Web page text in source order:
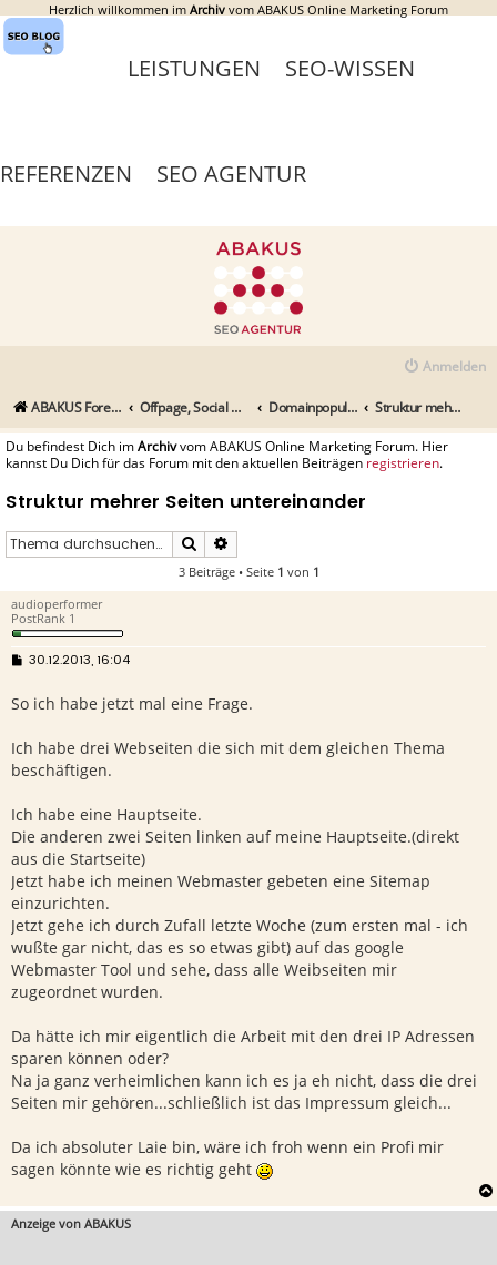
Herzlich willkommen im Archiv vom ABAKUS Online Marketing Forum
LEISTUNGEN SEO-WISSEN
REFERENZEN SEO AGENTUR
Anmelden
ABAKUS Foren-Übersicht Offpage, Social Media, Tools und andere Maßnahmen Domainpopularität / Link-Marketing, Backlinks aufbauen & Seeding Struktur mehrer Seiten untereinander
Du befindest Dich imArchivvom ABAKUS Online Marketing Forum. Hier
kannst Du Dich für das Forum mit den aktuellen Beiträgen registrieren.
Struktur mehrer Seiten untereinander
Suche
3 Beiträge • Seite 1 von 1
audioperformer
PostRank 1
B
t
g
30.12.2013, 16:04
So ich habe jetzt mal eine Frage.
Ich habe drei Webseiten die sich mit dem gleichen Thema
beschäftigen.
Ich habe eine Hauptseite.
Die anderen zwei Seiten linken auf meine Hauptseite.(direkt
aus die Startseite)
Jetzt habe ich meinen Webmaster gebeten eine Sitemap
einzurichten.
Jetzt gehe ich durch Zufall letzte Woche (zum ersten mal - ich
wußte gar nicht, das es so etwas gibt) auf das google
Webmaster Tool und sehe, dass alle Weibseiten mir
zugeordnet wurden.
Da hätte ich mir eigentlich die Arbeit mit den drei IP Adressen
sparen können oder?
Na ja ganz verheimlichen kann ich es ja eh nicht, dass die drei
Seiten mir gehören...schließlich ist das Impressum gleich...
Da ich absoluter Laie bin, wäre ich froh wenn ein Profi mir
sagen könnte wie es richtig geht
Anzeige von ABAKUS